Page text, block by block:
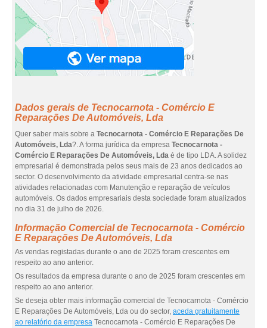
Dados gerais de Tecnocarnota - Comércio E
Reparações De Automóveis, Lda
Quer saber mais sobre a Tecnocarnota - Comércio E Reparações De
Automóveis, Lda?. A forma jurídica da empresa Tecnocarnota -
Comércio E Reparações De Automóveis, Lda é de tipo LDA. A solidez
empresarial é demonstrada pelos seus mais de 23 anos dedicados ao
sector. O desenvolvimento da atividade empresarial centra-se nas
atividades relacionadas com Manutenção e reparação de veículos
automóveis. Os dados empresariais desta sociedade foram atualizados
no dia 31 de julho de 2026.
Informação Comercial de Tecnocarnota - Comércio
E Reparações De Automóveis, Lda
As vendas registadas durante o ano de 2025 foram crescentes em
respeito ao ano anterior.
Os resultados da empresa durante o ano de 2025 foram crescentes em
respeito ao ano anterior.
Se deseja obter mais informação comercial de Tecnocarnota - Comércio
E Reparações De Automóveis, Lda ou do sector, aceda gratuitamente
ao relatório da empresa Tecnocarnota - Comércio E Reparações De